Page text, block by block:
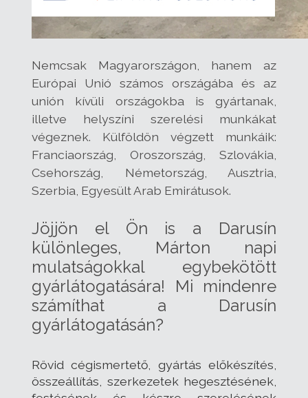
Nemcsak Magyarországon, hanem az
Európai Unió számos országába és az
unión kívüli országokba is gyártanak,
illetve helyszíni szerelési munkákat
végeznek. Külföldön végzett munkáik:
Franciaország, Oroszország, Szlovákia,
Csehország, Németország, Ausztria,
Szerbia, Egyesült Arab Emirátusok.
Jöjjön el Ön is a Darusín
különleges, Márton napi
mulatságokkal egybekötött
gyárlátogatására! Mi mindenre
számíthat a Darusín
gyárlátogatásán?
Rövid cégismertető, gyártás előkészítés,
összeállítás, szerkezetek hegesztésének,